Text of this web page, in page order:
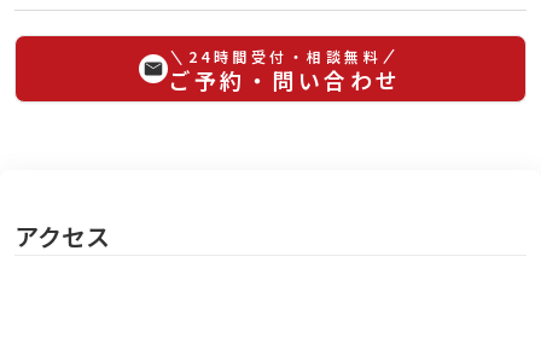
24時間受付・相談無料
ご予約・問い合わせ
アクセス